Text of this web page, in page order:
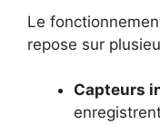
Le
repose sur
Capteurs